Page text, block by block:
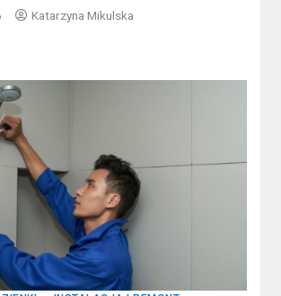
Katarzyna Mikulska